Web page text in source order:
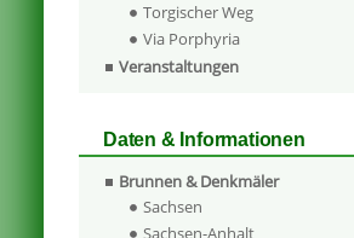
Torgischer Weg
Via Porphyria
Veranstaltungen
Daten & Informationen
Brunnen & Denkmäler
Sachsen
Sachsen-Anhalt